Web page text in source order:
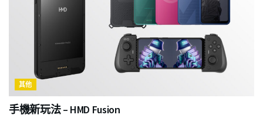
其他
手機新玩法 – HMD Fusion